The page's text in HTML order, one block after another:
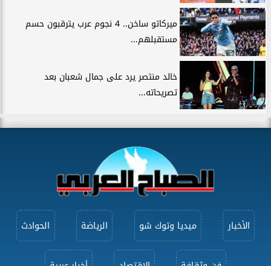
ميركاتو ساخن.. 4 نجوم عرب يترقبون حسم
مستقبلهم...
خالد منتصر يرد على جمال شعبان بعد
تصريحاته...
الأخبار ميديا وتوك شو الرياضة الحوادث